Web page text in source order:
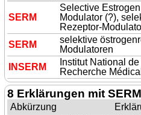
SERM
Selective
Modulator (?),
Rezeptor-
SERM
selektive
Modulatoren
INSERM
Institut National
Recherche
8 Erklärungen mit
Abkürzung